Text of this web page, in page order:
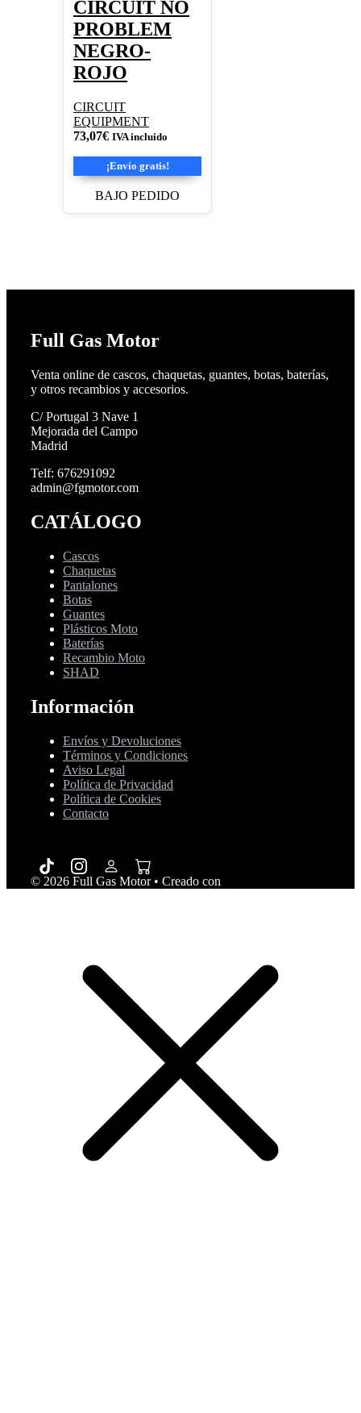
CIRCUIT NO
PROBLEM
NEGRO-
ROJO
CIRCUIT
EQUIPMENT
73,07€ IVA incluido
¡Envío gratis!
BAJO PEDIDO
Full Gas Motor
Venta online de cascos, chaquetas, guantes, botas, baterías,
y otros recambios y accesorios.
C/ Portugal 3 Nave 1
Mejorada del Campo
Madrid
Telf: 676291092
admin@fgmotor.com
CATÁLOGO
Cascos
Chaquetas
Pantalones
Botas
Guantes
Plásticos Moto
Baterías
Recambio Moto
SHAD
Información
Envíos y Devoluciones
Términos y Condiciones
Aviso Legal
Política de Privacidad
Política de Cookies
Contacto
© 2026 Full Gas Motor• Creado con